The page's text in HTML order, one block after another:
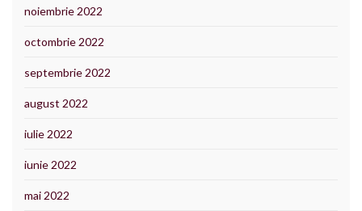
noiembrie 2022
octombrie 2022
septembrie 2022
august 2022
iulie 2022
iunie 2022
mai 2022